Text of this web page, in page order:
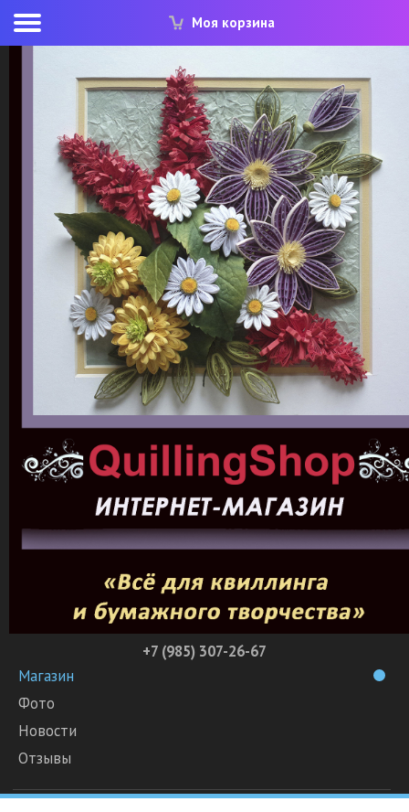
Моя корзина
+7 (985) 307-26-67
Магазин
Фото
Новости
Отзывы